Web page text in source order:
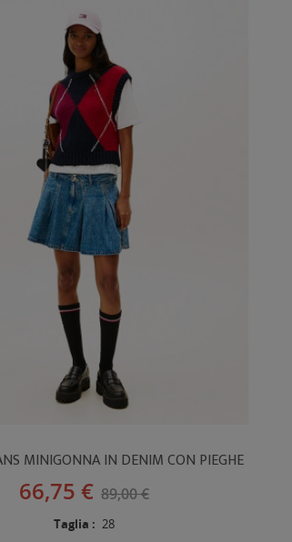
MINIGONNA IN DENIM CON PIEGHE
66,75 € 89,00 €
Taglia : 28